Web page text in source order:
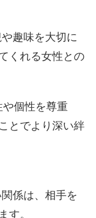
趣味を大切に
くれる女性との
個性を尊重
とでより深い絆
係は、相手を
す。